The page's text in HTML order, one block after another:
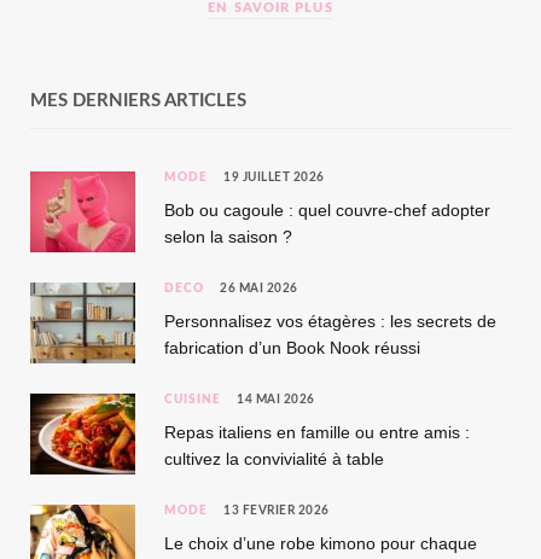
EN SAVOIR PLUS
MES DERNIERS ARTICLES
MODE 19 JUILLET 2026
Bob ou cagoule : quel couvre-chef adopter
selon la saison ?
DÉCO 26 MAI 2026
Personnalisez vos étagères : les secrets de
fabrication d’un Book Nook réussi
CUISINE 14 MAI 2026
Repas italiens en famille ou entre amis :
cultivez la convivialité à table
MODE 13 FÉVRIER 2026
Le choix d’une robe kimono pour chaque